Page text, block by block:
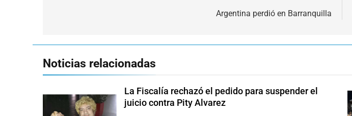
Argentina perdió en Barranquilla
Noticias relacionadas
La Fiscalía rechazó el pedido para suspender el
juicio contra Pity Alvarez